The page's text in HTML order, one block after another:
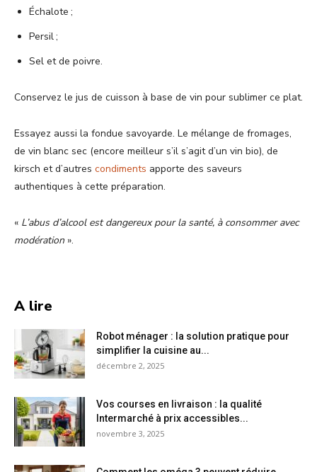
Échalote ;
Persil ;
Sel et de poivre.
Conservez le jus de cuisson à base de vin pour sublimer ce plat.
Essayez aussi la fondue savoyarde. Le mélange de fromages,
de vin blanc sec (encore meilleur s’il s’agit d’un vin bio), de
kirsch et d’autres condiments apporte des saveurs
authentiques à cette préparation.
« L’abus d’alcool est dangereux pour la santé, à consommer avec
modération».
A lire
Robot ménager : la solution pratique pour
simplifier la cuisine au...
décembre 2, 2025
Vos courses en livraison : la qualité
Intermarché à prix accessibles...
novembre 3, 2025